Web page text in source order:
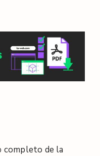
completo de la